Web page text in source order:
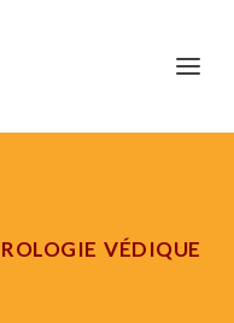
védique